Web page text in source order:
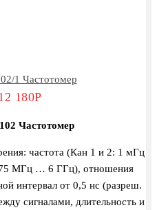
1 Частотомер
180Р
Частотомер
частота (Кан 1 и 2: 1 мГц
МГц … 6 ГГц), отношения
интервал от 0,5 нс (разреш.
сигналами, длительность и